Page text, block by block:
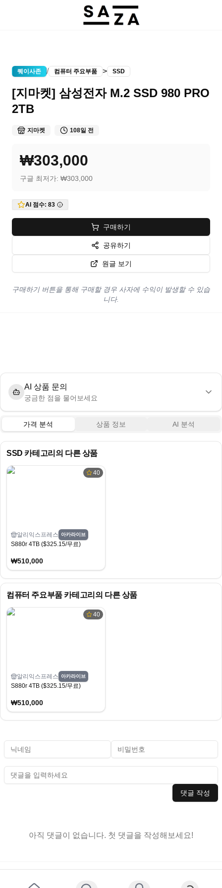
퀘이사존 / 컴퓨터 주요부품 > SSD
[지마켓] 삼성전자 M.2 SSD 980 PRO
2TB
지마켓 108일 전
₩303,000
구글 최저가: ₩303,000
AI 점수: 83
구매하기
공유하기
원글 보기
구매하기 버튼을 통해 구매할 경우 사자에 수익이 발생할 수 있습
니다.
AI 상품 문의
궁금한 점을 물어보세요
가격 분석 상품 정보 AI 분석
SSD 카테고리의 다른 상품
40
알리익스프레스 아카라이브
S880r 4TB ($325.15/무료)
₩510,000
컴퓨터 주요부품카테고리의 다른 상품
40
알리익스프레스 아카라이브
S880r 4TB ($325.15/무료)
₩510,000
댓글 작성
아직 댓글이 없습니다. 첫 댓글을 작성해보세요!